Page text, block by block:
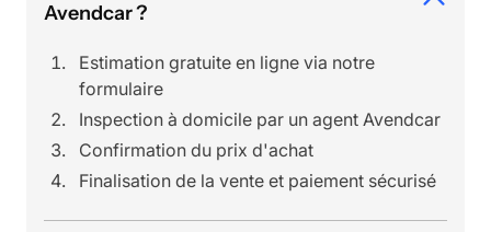
Avendcar ?
Estimation gratuite en ligne via notre
formulaire
Inspection à domicile par un agent Avendcar
Confirmation du prix d'achat
Finalisation de la vente et paiement sécurisé